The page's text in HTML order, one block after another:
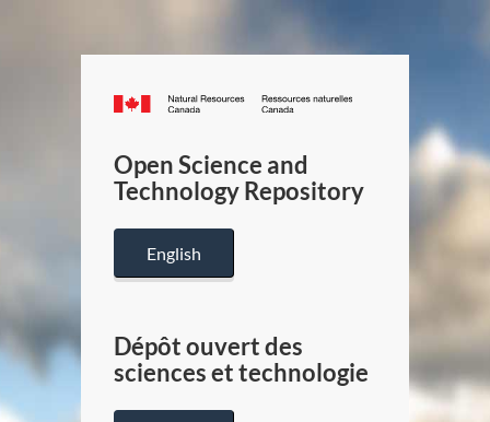
Canada.ca
/
Canada
Open Science and
Technology Repository
English
Dépôt ouvert des
sciences et technologie